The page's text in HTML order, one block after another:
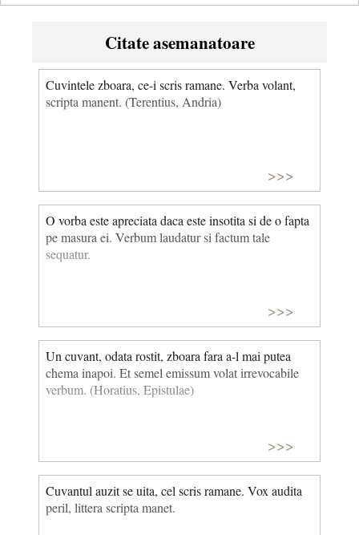
Citate asemanatoare
Cuvintele zboara, ce-i scris ramane. Verba volant,
scripta manent. (Terentius, Andria)
>>>
O vorba este apreciata daca este insotita si de o fapta
pe masura ei. Verbum laudatur si factum tale
sequatur.
>>>
Un cuvant, odata rostit, zboara fara a-l mai putea
chema inapoi. Et semel emissum volat irrevocabile
verbum. (Horatius, Epistulae)
>>>
Cuvantul auzit se uita, cel scris ramane. Vox audita
peril, littera scripta manet.